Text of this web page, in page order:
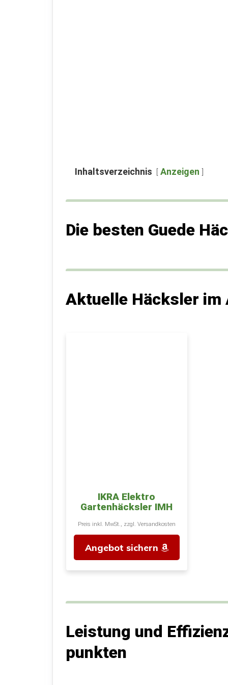
Inhaltsverzeichnis Anzeigen
Die besten Guede
Aktuelle Häcksler im
IKRA Elektro
Gartenhäcksler IMH
Preis inkl. MwSt., zzgl. Versandkosten
Angebot sichern
Leistung und
punkten